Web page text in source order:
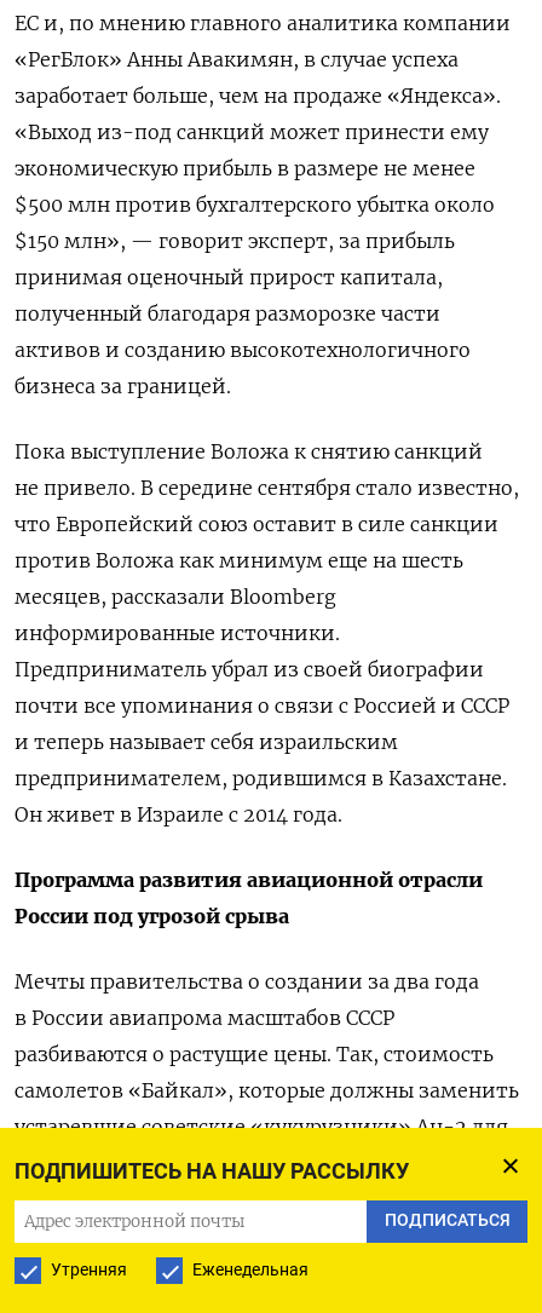
ПОДПИШИТЕСЬ НА НАШУ РАССЫЛКУ
ПОДПИСАТЬСЯ
Утренняя Еженедельная
ЕС и, по мнению главного аналитика компании
«РегБлок» Анны Авакимян, в случае успеха
заработает больше, чем на продаже «Яндекса».
«Выход из-под санкций может принести ему
экономическую прибыль в размере не менее
$500 млн против бухгалтерского убытка около
$150 млн», — говорит эксперт, за прибыль
принимая оценочный прирост капитала,
полученный благодаря разморозке части
активов и созданию высокотехнологичного
бизнеса за границей.
Пока выступление Воложа к снятию санкций
не привело. В середине сентября стало известно,
что Европейский союз оставит в силе санкции
против Воложа как минимум еще на шесть
месяцев, рассказали Bloomberg
информированные источники.
Предприниматель убрал из своей биографии
почти все упоминания о связи с Россией и СССР
и теперь называет себя израильским
предпринимателем, родившимся в Казахстане.
Он живет в Израиле с 2014 года.
Программа развития авиационной отрасли
России под угрозой срыва
Мечты правительства о создании за два года
в России авиапрома масштабов СССР
разбиваются о растущие цены. Так, стоимость
самолетов «Байкал», которые должны заменить
устаревшие советские «кукурузники» Ан-2 для
гражданской авиации на Дальнем Востоке, за два
годавырослана 48% со 120 млн до 178 млн руб.
По словам полпреда президента в ДФО Юрия